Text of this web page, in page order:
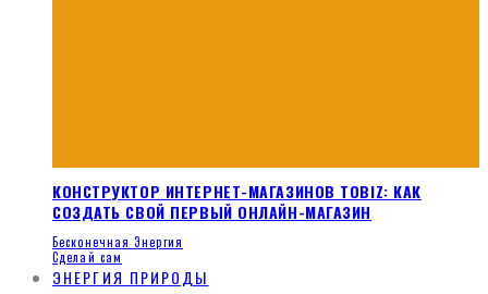
КОНСТРУКТОР ИНТЕРНЕТ-МАГАЗИНОВ TOBIZ: КАК
СОЗДАТЬ СВОЙ ПЕРВЫЙ ОНЛАЙН-МАГАЗИН
Бесконечная Энергия
Сделай сам
ЭНЕРГИЯ ПРИРОДЫ